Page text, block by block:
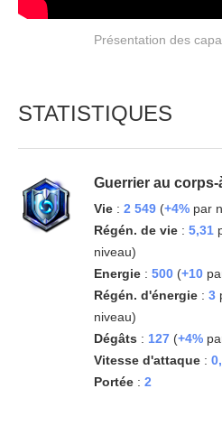
Présentation des
STATISTIQUES
Guerrier au
Vie: 2 549(+4%par
Régén. de vie: 5,31
niveau)
Energie: 500(+10
Régén. d'énergie: 3
niveau)
Dégâts : 127(+4%
Vitesse d'attaque:
Portée: 2